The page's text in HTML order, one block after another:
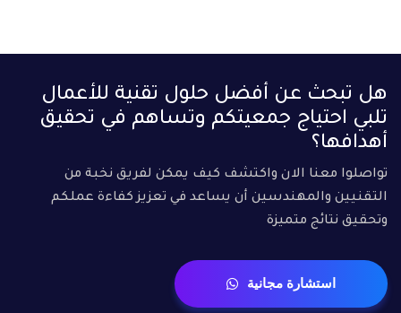
هل تبحث عن أفضل حلول تقنية للأعمال
تلبي احتياج جمعيتكم وتساهم في تحقيق
أهدافها؟
تواصلوا معنا الان واكتشف كيف يمكن لفريق نخبة من
التقنيين والمهندسين أن يساعد في تعزيز كفاءة عملكم
وتحقيق نتائج متميزة
استشارة مجانية